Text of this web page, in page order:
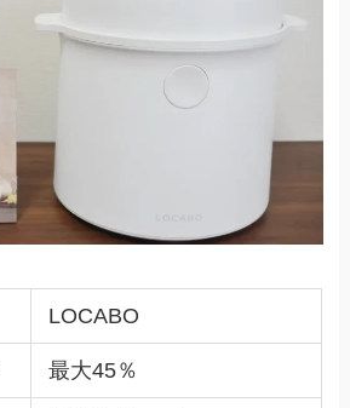
LOCABO
最大45％